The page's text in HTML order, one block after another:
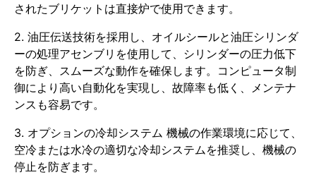
されたブリケットは直接炉で使用できます。
2. 油圧伝送技術を採用し、オイルシールと油圧シリンダ
ーの処理アセンブリを使用して、シリンダーの圧力低下
を防ぎ、スムーズな動作を確保します。コンピュータ制
御により高い自動化を実現し、故障率も低く、メンテナ
ンスも容易です。
3. オプションの冷却システム 機械の作業環境に応じて、
空冷または水冷の適切な冷却システムを推奨し、機械の
停止を防ぎます。